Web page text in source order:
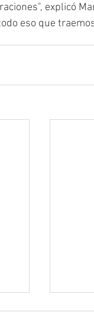
explicó
eso que